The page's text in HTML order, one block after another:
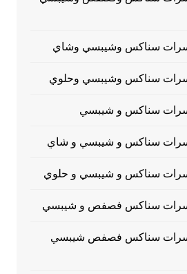
سناكس وشيبسي وشاي
سناكس وشيبسي وحلوي
سناكس و شيبسي
سناكس و شيبسي و شاي
سناكس و شيبسي و حلوي
مكسرات سناكس فصفص و شيبسي
مكسرات سناكس فصفص شيبسي